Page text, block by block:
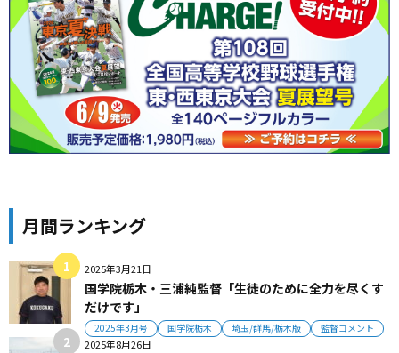
月間ランキング
2025年3月21日
国学院栃木・三浦純監督「生徒のために全力を尽くす
だけです」
2025年3月号 国学院栃木 埼玉/群馬/栃木版 監督コメント
2025年8月26日